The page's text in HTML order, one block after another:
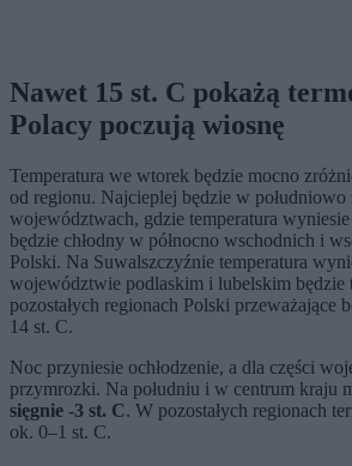
Nawet 15 st. C pokażą
Polacy poczują wiosnę
Temperatura we wtorek będzie mocno
od regionu. Najcieplej będzie w południowo
województwach, gdzie temperatura wyniesie
będzie chłodny w północno wschodnich i
Polski. Na Suwalszczyźnie temperatura
województwie podlaskim i lubelskim będzie
pozostałych regionach Polski przeważające
14 st. C.
Noc przyniesie ochłodzenie, a dla części
przymrozki. Na południu i w centrum kraju
sięgnie -3 st. C. W pozostałych regionach
ok. 0–1 st. C.